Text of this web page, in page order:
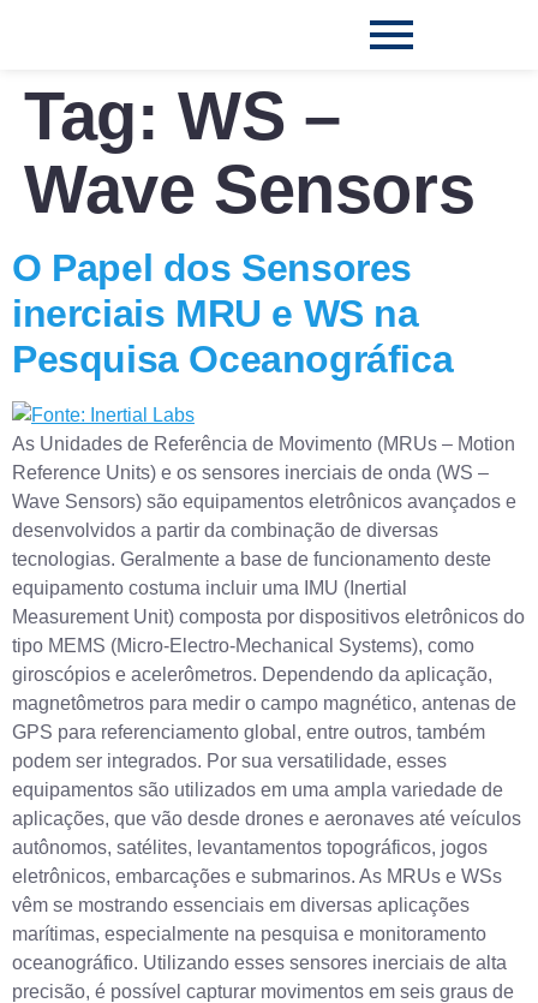
Tag: WS –
Wave Sensors
O Papel dos Sensores
inerciais MRU e WS na
Pesquisa Oceanográfica
As Unidades de Referência de Movimento (MRUs – Motion
Reference Units) e os sensores inerciais de onda (WS –
Wave Sensors) são equipamentos eletrônicos avançados e
desenvolvidos a partir da combinação de diversas
tecnologias. Geralmente a base de funcionamento deste
equipamento costuma incluir uma IMU (Inertial
Measurement Unit) composta por dispositivos eletrônicos do
tipo MEMS (Micro-Electro-Mechanical Systems), como
giroscópios e acelerômetros. Dependendo da aplicação,
magnetômetros para medir o campo magnético, antenas de
GPS para referenciamento global, entre outros, também
podem ser integrados. Por sua versatilidade, esses
equipamentos são utilizados em uma ampla variedade de
aplicações, que vão desde drones e aeronaves até veículos
autônomos, satélites, levantamentos topográficos, jogos
eletrônicos, embarcações e submarinos. As MRUs e WSs
vêm se mostrando essenciais em diversas aplicações
marítimas, especialmente na pesquisa e monitoramento
oceanográfico. Utilizando esses sensores inerciais de alta
precisão, é possível capturar movimentos em seis graus de